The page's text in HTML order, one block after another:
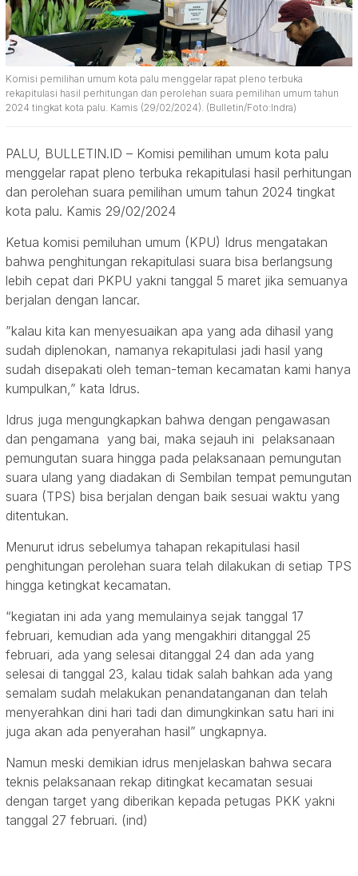
Komisi pemilihan umum kota palu menggelar rapat pleno terbuka
rekapitulasi hasil perhitungan dan perolehan suara pemilihan umum tahun
2024 tingkat kota palu. Kamis (29/02/2024). (Bulletin/Foto:Indra)
PALU, BULLETIN.ID – Komisi pemilihan umum kota palu
menggelar rapat pleno terbuka rekapitulasi hasil perhitungan
dan perolehan suara pemilihan umum tahun 2024 tingkat
kota palu. Kamis 29/02/2024
Ketua komisi pemiluhan umum (KPU) Idrus mengatakan
bahwa penghitungan rekapitulasi suara bisa berlangsung
lebih cepat dari PKPU yakni tanggal 5 maret jika semuanya
berjalan dengan lancar.
”kalau kita kan menyesuaikan apa yang ada dihasil yang
sudah diplenokan, namanya rekapitulasi jadi hasil yang
sudah disepakati oleh teman-teman kecamatan kami hanya
kumpulkan,” kata Idrus.
Idrus juga mengungkapkan bahwa dengan pengawasan
dan pengamana yang bai, maka sejauh ini pelaksanaan
pemungutan suara hingga pada pelaksanaan pemungutan
suara ulang yang diadakan di Sembilan tempat pemungutan
suara (TPS) bisa berjalan dengan baik sesuai waktu yang
ditentukan.
Menurut idrus sebelumya tahapan rekapitulasi hasil
penghitungan perolehan suara telah dilakukan di setiap TPS
hingga ketingkat kecamatan.
“kegiatan ini ada yang memulainya sejak tanggal 17
februari, kemudian ada yang mengakhiri ditanggal 25
februari, ada yang selesai ditanggal 24 dan ada yang
selesai di tanggal 23, kalau tidak salah bahkan ada yang
semalam sudah melakukan penandatanganan dan telah
menyerahkan dini hari tadi dan dimungkinkan satu hari ini
juga akan ada penyerahan hasil” ungkapnya.
Namun meski demikian idrus menjelaskan bahwa secara
teknis pelaksanaan rekap ditingkat kecamatan sesuai
dengan target yang diberikan kepada petugas PKK yakni
tanggal 27 februari. (ind)